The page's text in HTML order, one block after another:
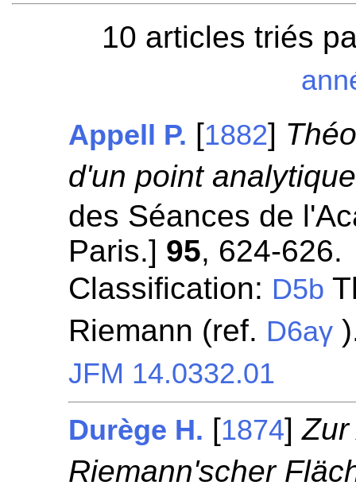
10 articles triés
Appell P. [1882]
d'un point
des Séances de
Paris.] 95, 624-626.
Classification: D5b
Riemann (ref. D6aγ
JFM 14.0332.01
Durège H. [1874]
Riemann'scher